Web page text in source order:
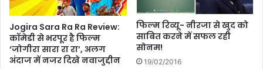
या
का
यु
क्त
Jogira Sara Ra Ra Review:
कॉमेडी से भरपूर है फिल्म
‘जोगीरा सारा रा रा’, अलग
अंदाज में नजर दिखे नवाजुद्दीन
फिल्म रिव्यू- नीरजा से खुद को
साबित करने में सफल रही
सोनम!
19/02/2016